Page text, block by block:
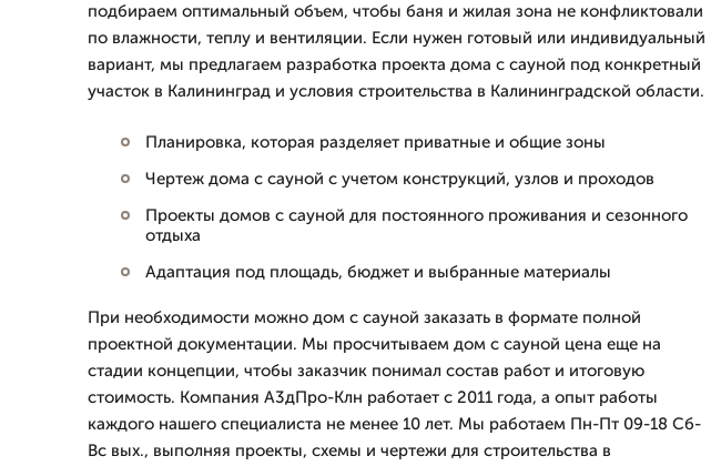
подбираем оптимальный объем, чтобы баня и жилая зона не конфликтовали
по влажности, теплу и вентиляции. Если нужен готовый или индивидуальный
вариант, мы предлагаем разработка проекта дома с сауной под конкретный
участок в Калининград и условия строительства в Калининградской области.
Планировка, которая разделяет приватные и общие зоны
Чертеж дома с сауной с учетом конструкций, узлов и проходов
Проекты домов с сауной для постоянного проживания и сезонного
отдыха
Адаптация под площадь, бюджет и выбранные материалы
При необходимости можно дом с сауной заказать в формате полной
проектной документации. Мы просчитываем дом с сауной цена еще на
стадии концепции, чтобы заказчик понимал состав работ и итоговую
стоимость. Компания А3дПро-Клн работает с 2011 года, а опыт работы
каждого нашего специалиста не менее 10 лет. Мы работаем Пн-Пт 09-18 Сб-
Вс вых., выполняя проекты, схемы и чертежи для строительства в